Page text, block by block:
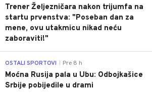
Trener Željezničara nakon trijumfa na
startu prvenstva: "Poseban dan za
mene, ovu utakmicu nikad neću
zaboraviti!"
OSTALI SPORTOVI Pre 8 h
Moćna Rusija pala u Ubu: Odbojkašice
Srbije pobijedile u drami